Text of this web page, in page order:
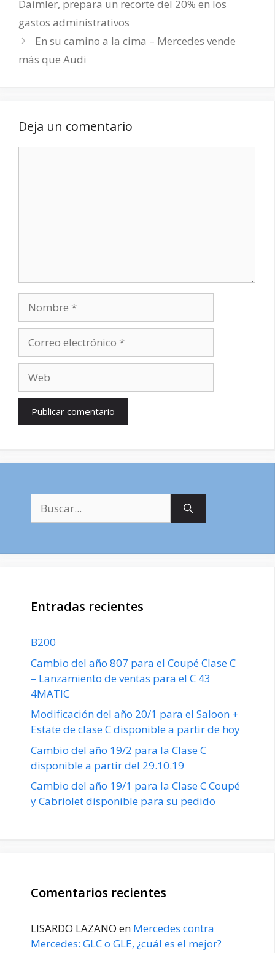
Daimler, prepara un recorte del 20% en los
gastos administrativos
En su camino a la cima – Mercedes vende
más que Audi
Deja un comentario
electrónico
Entradas recientes
B200
Cambio del año 807 para el Coupé Clase C
– Lanzamiento de ventas para el C 43
4MATIC
Modificación del año 20/1 para el Saloon +
Estate de clase C disponible a partir de hoy
Cambio del año 19/2 para la Clase C
disponible a partir del 29.10.19
Cambio del año 19/1 para la Clase C Coupé
y Cabriolet disponible para su pedido
Comentarios recientes
LISARDO LAZANO en Mercedes contra
Mercedes: GLC o GLE, ¿cuál es el mejor?